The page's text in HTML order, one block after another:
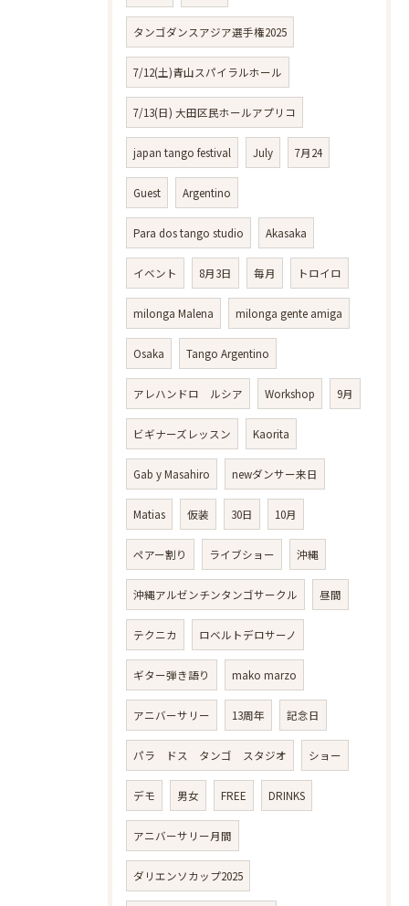
タンゴダンスアジア選手権2025
7/12(土)青山スパイラルホール
7/13(日) 大田区民ホールアプリコ
japan tango festival July 7月24
Guest Argentino
Para dos tango studio Akasaka
イベント 8月3日 毎月 トロイロ
milonga Malena milonga gente amiga
Osaka Tango Argentino
アレハンドロ ルシア Workshop 9月
ビギナーズレッスン Kaorita
Gab y Masahiro newダンサー来日
Matias 仮装 30日 10月
ペアー割り ライブショー 沖縄
沖縄アルゼンチンタンゴサークル 昼間
テクニカ ロベルトデロサーノ
ギター弾き語り mako marzo
アニバーサリー 13周年 記念日
パラ ドス タンゴ スタジオ ショー
デモ 男女 FREE DRINKS
アニバーサリー月間
ダリエンソカップ2025